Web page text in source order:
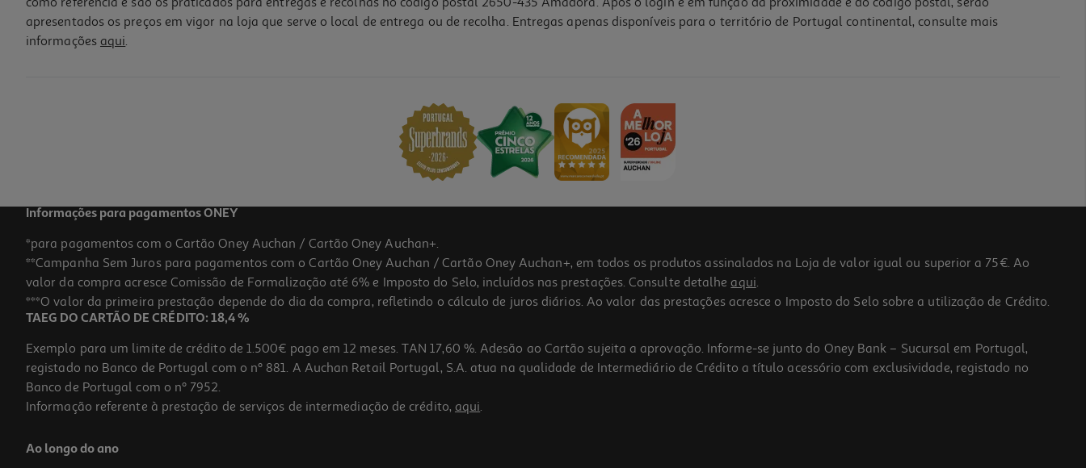
apresentados os preços em vigor na loja que serve o local de entrega ou de recolha. Entregas apenas disponíveis para o território de Portugal continental, consulte mais
informações aqui.
Informações para pagamentos ONEY
*para pagamentos com o Cartão Oney Auchan / Cartão Oney Auchan+.
**Campanha Sem Juros para pagamentos com o Cartão Oney Auchan / Cartão Oney Auchan+, em todos os produtos assinalados na Loja de valor igual ou superior a 75€. Ao
valor da compra acresce Comissão de Formalização até 6% e Imposto do Selo, incluídos nas prestações. Consulte detalhe aqui.
***O valor da primeira prestação depende do dia da compra, refletindo o cálculo de juros diários. Ao valor das prestações acresce o Imposto do Selo sobre a utilização de Crédito.
TAEG DO CARTÃO DE CRÉDITO: 18,4 %
Exemplo para um limite de crédito de 1.500€ pago em 12 meses. TAN 17,60 %. Adesão ao Cartão sujeita a aprovação. Informe-se junto do Oney Bank – Sucursal em Portugal,
registado no Banco de Portugal com o nº 881. A Auchan Retail Portugal, S.A. atua na qualidade de Intermediário de Crédito a título acessório com exclusividade, registado no
Banco de Portugal com o nº 7952.
Informação referente à prestação de serviços de intermediação de crédito, aqui.
Ao longo do ano